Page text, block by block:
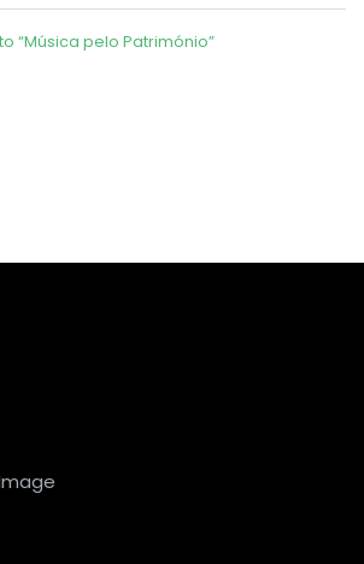
“Música pelo Património”